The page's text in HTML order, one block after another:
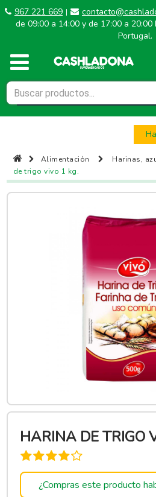
967 221 669 |
de 09:00 a 14:00 y de 17:00 a 20:00
Portugal.
Alimentación Harinas,
de trigo vivo 1 kg.
HARINA DE TRIGO
¿Compras este producto